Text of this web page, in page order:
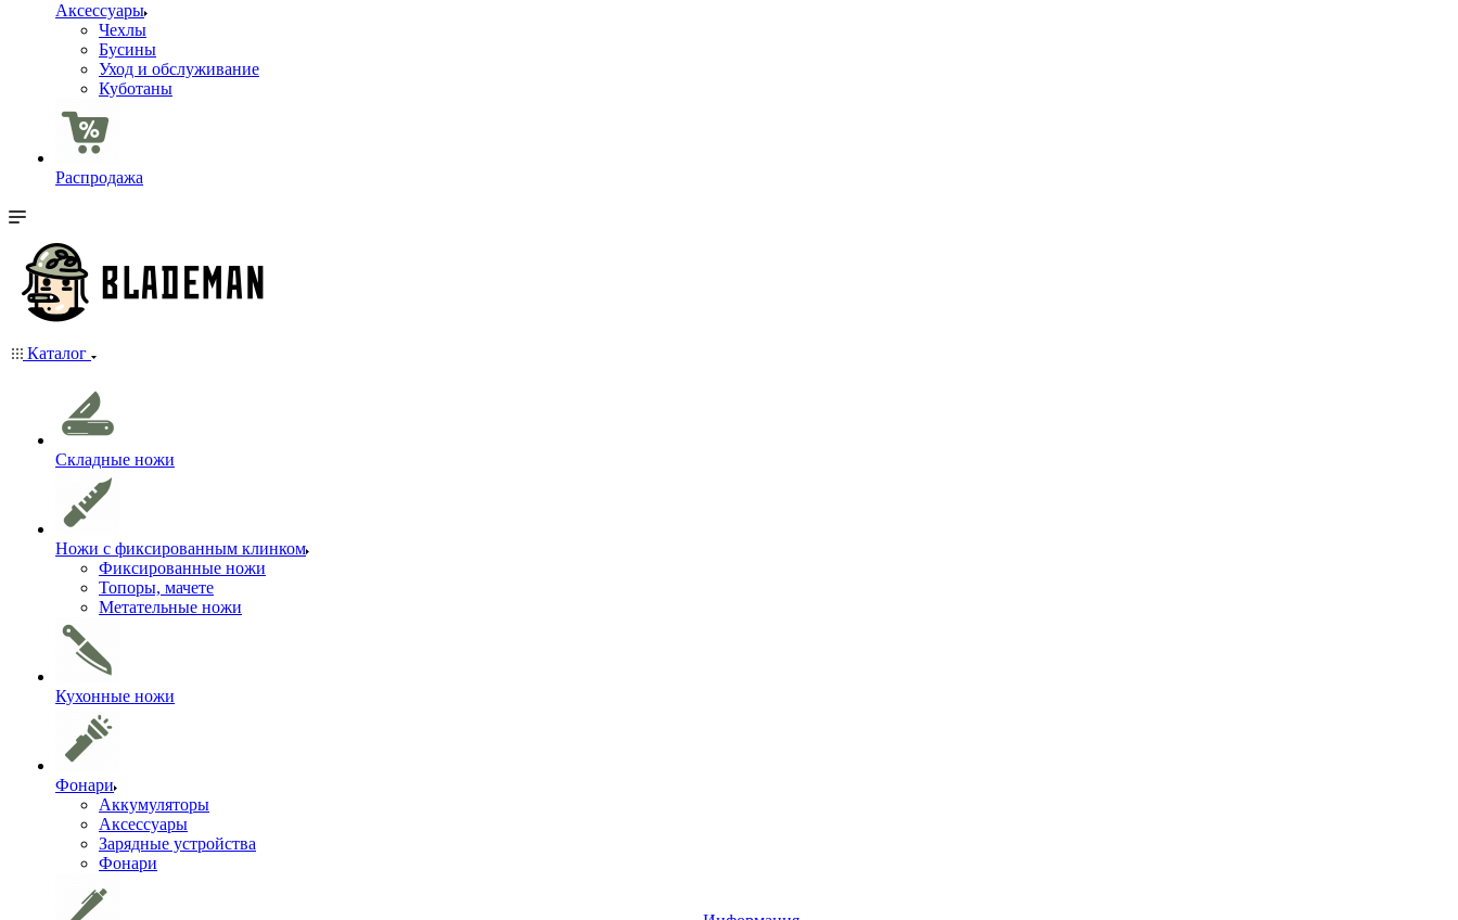
Аксессуары
Чехлы
Бусины
Уход и обслуживание
Куботаны
Распродажа
Каталог
Складные ножи
Ножи с фиксированным клинком
Фиксированные ножи
Топоры, мачете
Метательные ножи
Кухонные ножи
Фонари
Аккумуляторы
Аксессуары
Зарядные устройства
Фонари